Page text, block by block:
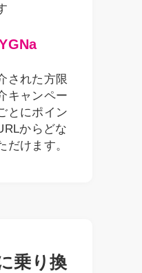
された方限
キャンペー
とにポイン
からどな
だけます。
乗り換